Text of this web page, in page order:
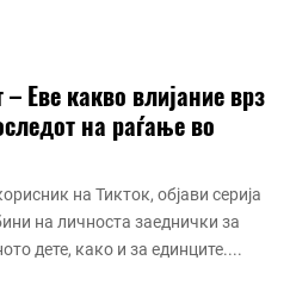
Еве какво влијание врз
на раѓање во
на Тикток, објави серија
на личноста заеднички за
дете, како и за единците....